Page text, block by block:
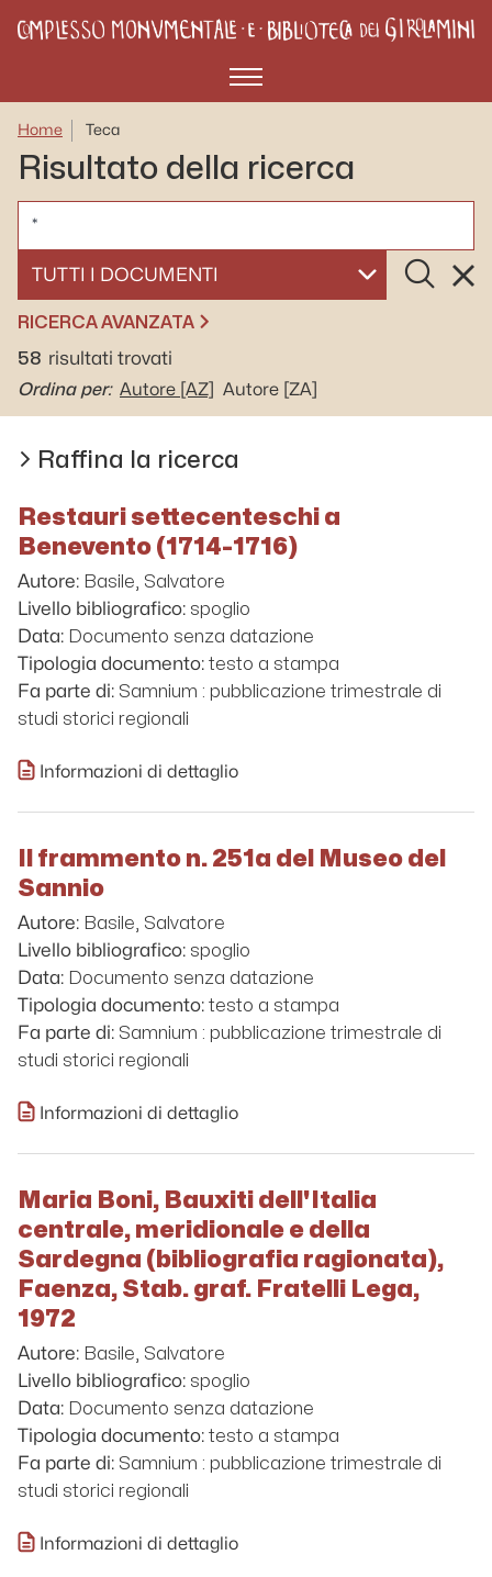
Menù
Home Teca
Risultato della ricerca
SELEZIONA UN DOCUMENTO
Cerca
RICERCA AVANZATA
58 risultati trovati
Ordina per: Autore [AZ] Autore [ZA]
Raffina la ricerca
Restauri settecenteschi a
Benevento (1714-1716)
Autore: Basile, Salvatore
Livello bibliografico: spoglio
Data: Documento senza datazione
Tipologia documento: testo a stampa
Fa parte di: Samnium : pubblicazione trimestrale di
studi storici regionali
Informazioni di dettaglio
Il frammento n. 251a del Museo del
Sannio
Autore: Basile, Salvatore
Livello bibliografico: spoglio
Data: Documento senza datazione
Tipologia documento: testo a stampa
Fa parte di: Samnium : pubblicazione trimestrale di
studi storici regionali
Informazioni di dettaglio
Maria Boni, Bauxiti dell'Italia
centrale, meridionale e della
Sardegna (bibliografia ragionata),
Faenza, Stab. graf. Fratelli Lega,
1972
Autore: Basile, Salvatore
Livello bibliografico: spoglio
Data: Documento senza datazione
Tipologia documento: testo a stampa
Fa parte di: Samnium : pubblicazione trimestrale di
studi storici regionali
Informazioni di dettaglio